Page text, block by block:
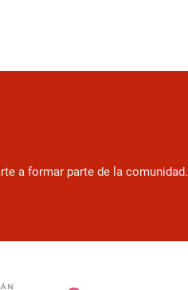
a formar parte de la comunidad.